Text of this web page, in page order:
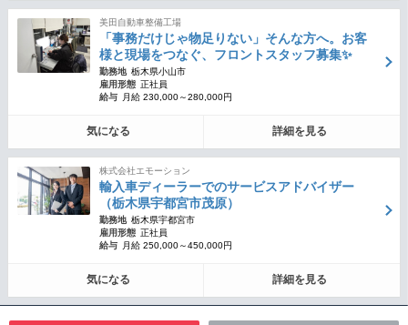
美田自動車整備工場
「事務だけじゃ物足りない」そんな方へ。お客
様と現場をつなぐ、フロントスタッフ募集✨
勤務地 栃木県小山市
雇用形態 正社員
給与
月給 230,000～280,000円
気になる 詳細を見る
株式会社エモーション
輸入車ディーラーでのサービスアドバイザー
（栃木県宇都宮市茂原）
勤務地 栃木県宇都宮市
雇用形態 正社員
給与
月給 250,000～450,000円
気になる 詳細を見る